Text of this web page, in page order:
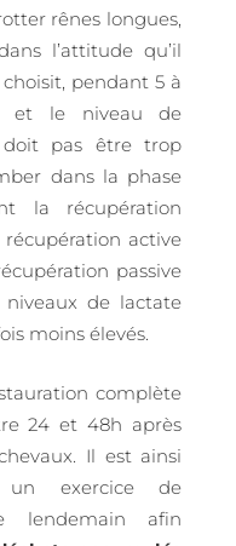
rênes longues,
l’attitude qu’il
pendant 5 à
et le niveau de
pas être trop
dans la phase
la récupération
active
passive
de lactate
moins élevés.
complète
24 et 48h après
Il est ainsi
un exercice de
lendemain afin